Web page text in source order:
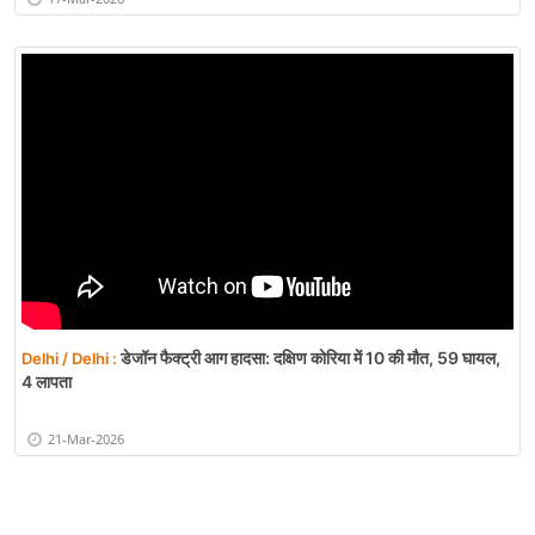
Delhi / Delhi :डेजॉन फैक्ट्री आग हादसा: दक्षिण कोरिया में 10 की मौत, 59 घायल,
4 लापता
21-Mar-2026